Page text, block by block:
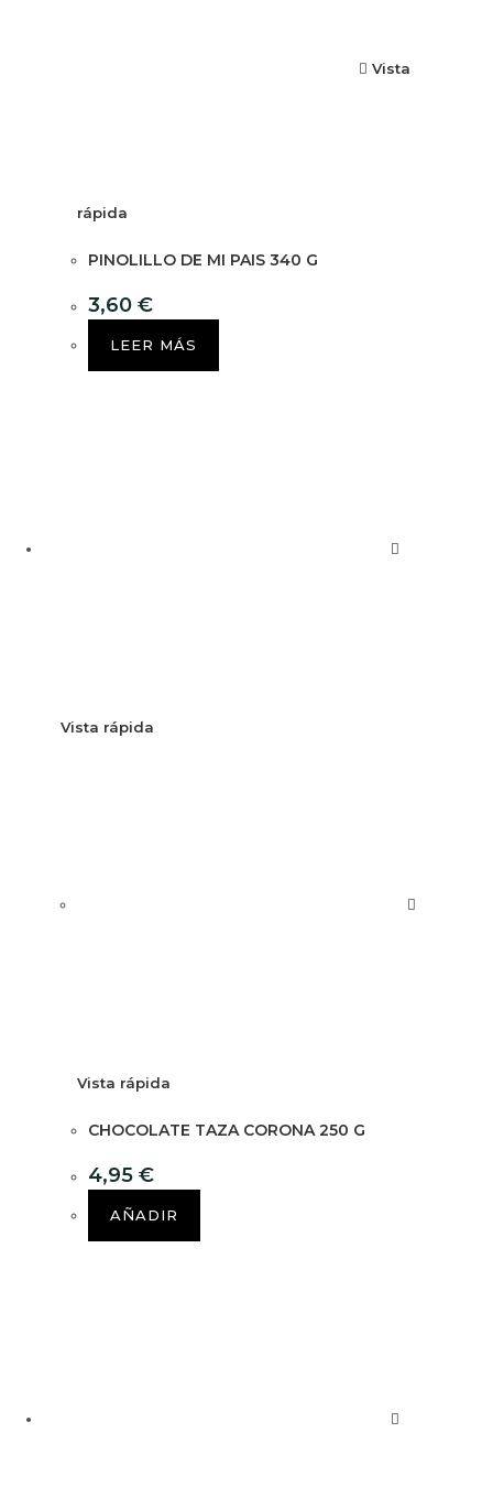
Vista
rápida
PINOLILLO DE MI PAIS 340 G
3,60 €
LEER MÁS
Vista rápida
Vista rápida
CHOCOLATE TAZA CORONA 250 G
4,95 €
AÑADIR